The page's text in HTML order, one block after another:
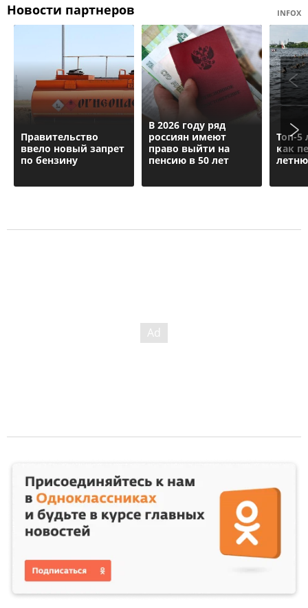
Новости партнеров INFOX
Правительство
ввело новый запрет
по бензину
В 2026 году ряд
россиян имеют
право выйти на
пенсию в 50 лет
Топ-5
как